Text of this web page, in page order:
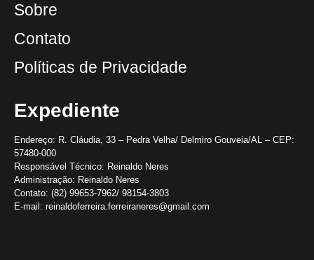
Sobre
Contato
Políticas de Privacidade
Expediente
Endereço: R. Cláudia, 33 – Pedra Velha/ Delmiro Gouveia/AL – CEP:
57480-000
Responsável Técnico: Reinaldo Neres
Administração: Reinaldo Neres
Contato: (82) 99653-7962/ 98154-3803
E-mail: reinaldoferreira.ferreiraneres@gmail.com